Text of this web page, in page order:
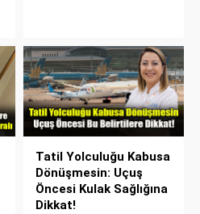
Tatil Yolculuğu Kabusa
Dönüşmesin: Uçuş
Öncesi Kulak Sağlığına
Dikkat!